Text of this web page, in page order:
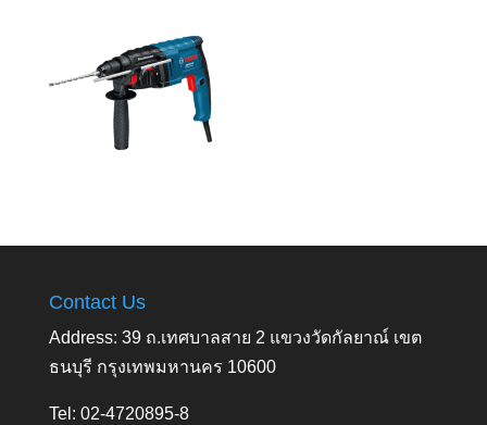
Contact Us
Address: 39 ถ.เทศบาลสาย 2 แขวงวัดกัลยาณ์ เขต
ธนบุรี กรุงเทพมหานคร 10600
Tel: 02-4720895-8